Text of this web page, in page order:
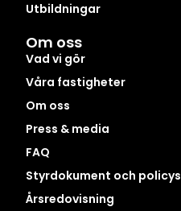
Utbildningar
Om oss
Vad vi gör
Våra fastigheter
Om oss
Press & media
FAQ
Styrdokument och policys
Årsredovisning